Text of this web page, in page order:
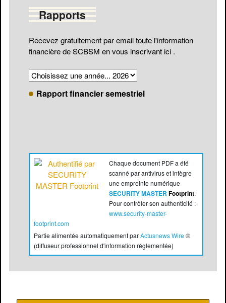
Rapports
Recevez gratuitement par email toute l'information
financière de SCBSM en vous inscrivant ici .
Rapport financier semestriel
Chaque document PDF a été
scanné par antivirus et intègre
une empreinte numérique
SECURITY MASTER Footprint.
Pour contrôler son authenticité :
www.security-master-
footprint.com
Partie alimentée automatiquement parActusnews Wire©
(diffuseur professionnel d'information réglementée)